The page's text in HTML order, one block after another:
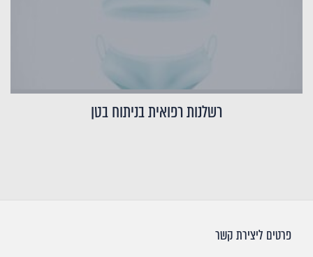
רשלנות רפואית בניתוח בטן
פרטים ליצירת קשר